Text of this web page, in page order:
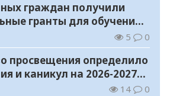
граждан получили
гранты для обучения в
5 0
просвещения определило
и каникул на 2026-2027
14 0